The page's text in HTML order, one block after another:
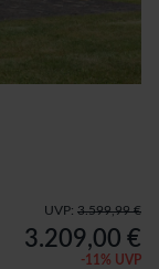
UVP: 3.599,99 €
3.209,00 €
-11 % UVP